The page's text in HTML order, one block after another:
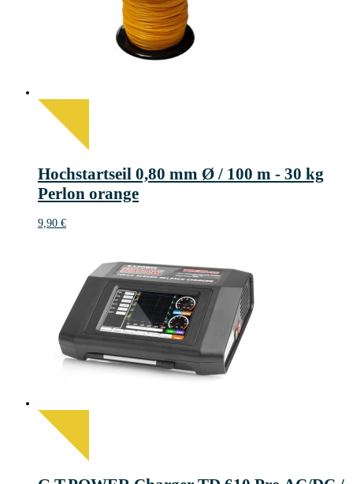
Hochstartseil 0,80 mm Ø / 100 m - 30 kg
Perlon orange
9,90 €